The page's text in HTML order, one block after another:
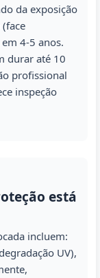
da exposição
4-5 anos.
durar até 10
profissional
inspeção
está
incluem:
UV),